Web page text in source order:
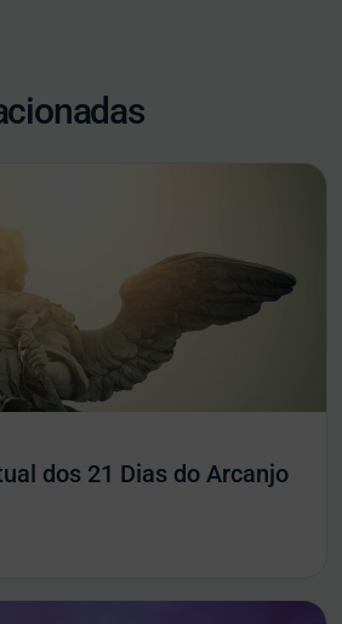
dos 21 Dias do Arcanjo